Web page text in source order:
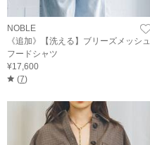
NOBLE
《追加》【洗える】ブリーズメッシュ
フードシャツ
¥17,600
(7)